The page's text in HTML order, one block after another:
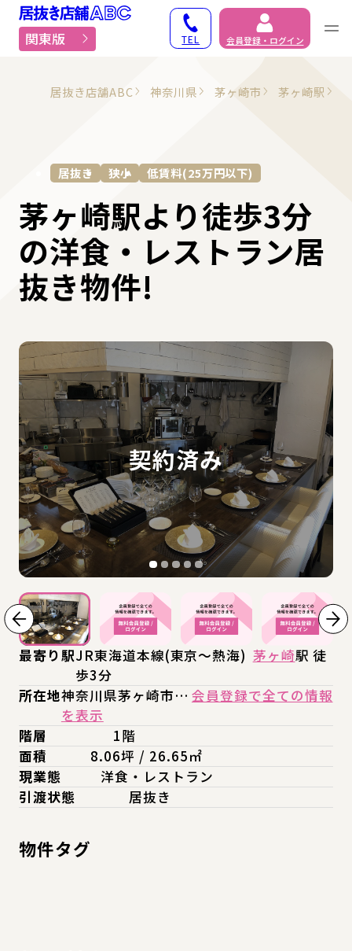
居抜き物件・貸店舗で
関東版 TEL 会員登録・ログイン
居抜き店舗ABC 神奈川県 茅ヶ崎市 茅ヶ崎駅
居抜き 狭小 低賃料(25万円以下)
茅ヶ崎駅より徒歩3分
の洋食・レストラン居
抜き物件!
最寄り駅JR東海道本線(東京～熱海) 茅ヶ崎駅 徒
歩3分
所在地神奈川県茅ヶ崎市… 会員登録で全ての情報
を表示
階層
1階
面積
8.06坪 / 26.65㎡
現業態
洋食・レストラン
引渡状態
居抜き
物件タグ